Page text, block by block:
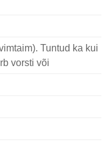
Tuntud ka kui
vorsti või